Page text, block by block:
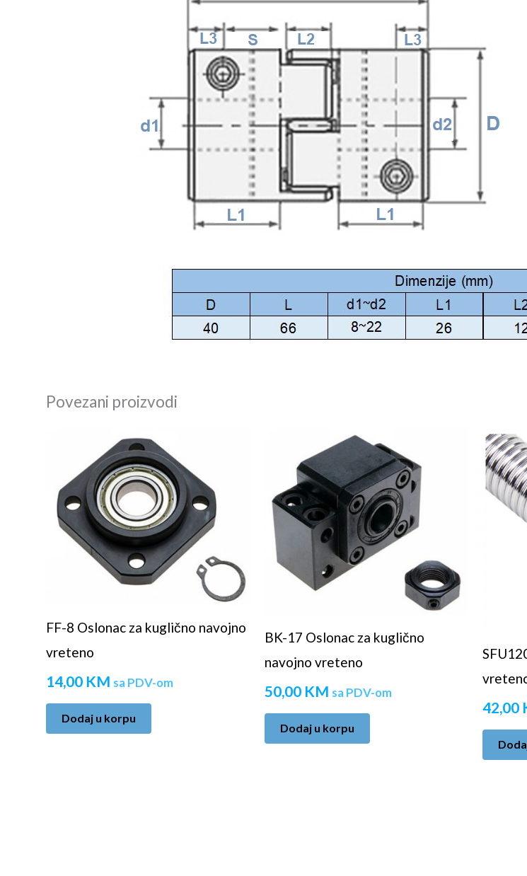
Povezani proizvodi
FF-8 Oslonac za kuglično navojno
vreteno
14,00 KM sa PDV-om
Dodaj u korpu
BK-17 Oslonac za kuglično
navojno vreteno
50,00 KM sa PDV-om
Dodaj u korpu
42,00